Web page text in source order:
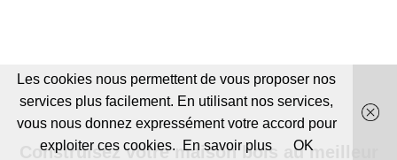
Construisez votre maison bois au meilleur
Les cookies nous permettent de vous proposer nos
services plus facilement. En utilisant nos services,
vous nous donnez expressément votre accord pour
exploiter ces cookies.
En savoir plus OK